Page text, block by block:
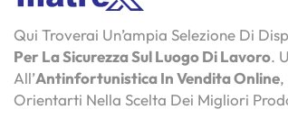
Qui Troverai Un’ampia Selezione Di
Per La Sicurezza Sul Luogo Di Lavoro.
All’Antinfortunistica In Vendita Online,
Orientarti Nella Scelta Dei Migliori